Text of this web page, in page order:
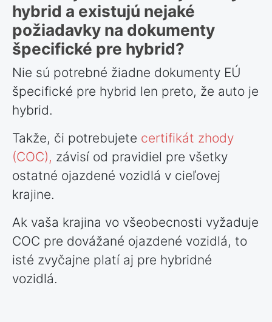
hybrid a existujú nejaké
požiadavky na dokumenty
špecifické pre hybrid?
Nie sú potrebné žiadne dokumenty EÚ
špecifické pre hybrid len preto, že auto je
hybrid.
Takže, či potrebujete certifikát zhody
(COC), závisí od pravidiel pre všetky
ostatné ojazdené vozidlá v cieľovej
krajine.
Ak vaša krajina vo všeobecnosti vyžaduje
COC pre dovážané ojazdené vozidlá, to
isté zvyčajne platí aj pre hybridné
vozidlá.